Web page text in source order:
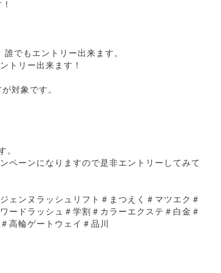
でもエントリー出来ます。
トリー出来ます！
対象です。
。
ペーンになりますので是非エントリーしてみて
ェンヌラッシュリフト＃まつえく＃マツエク＃
ードラッシュ＃学割＃カラーエクステ＃白金＃
高輪ゲートウェイ＃品川